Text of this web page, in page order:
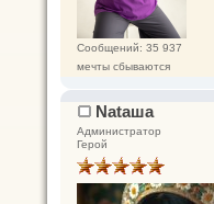
Сообщений: 35 937
мечты сбываются
Nataшa
Администратор
Герой